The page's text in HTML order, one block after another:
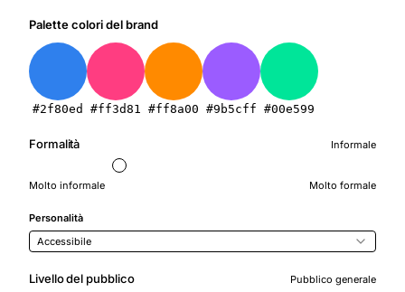
Palette colori del brand
#2f80ed #ff3d81 #ff8a00 #9b5cff #00e599
Formalità Informale
Molto informale Molto formale
Personalità
Accessibile
Livello del pubblico Pubblico generale